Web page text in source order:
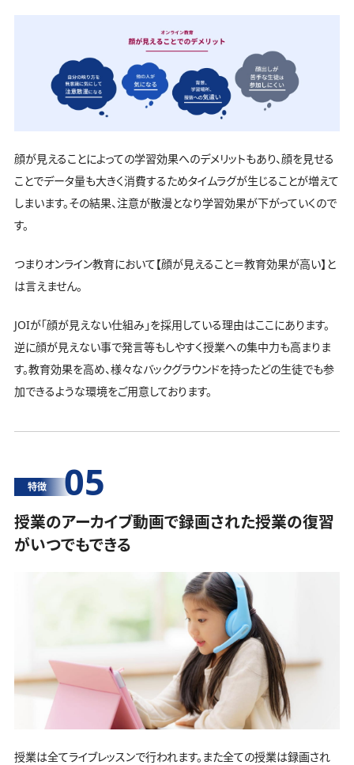
顔が見えることによっての学習効果へのデメリットもあり、顔を見せる
ことでデータ量も大きく消費するためタイムラグが生じることが増えて
しまいます。その結果、注意が散漫となり学習効果が下がっていくので
す。
つまりオンライン教育において【顔が見えること＝教育効果が高い】と
は言えません。
JOIが「顔が見えない仕組み」を採用している理由はここにあります。
逆に顔が見えない事で発言等もしやすく授業への集中力も高まりま
す。教育効果を高め、様々なバックグラウンドを持ったどの生徒でも参
加できるような環境をご用意しております。
特徴 05
授業のアーカイブ動画で録画された授業の復習
がいつでもできる
授業は全てライブレッスンで行われます。また全ての授業は録画され